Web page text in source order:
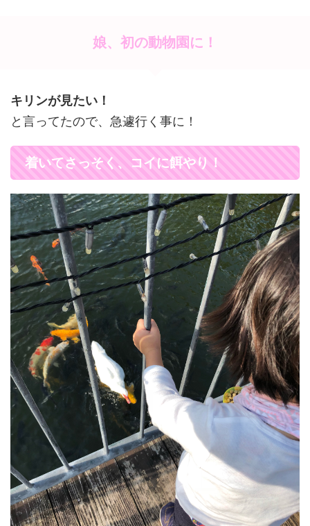
娘、初の動物園に！
キリンが見たい！
と言ってたので、急遽行く事に！
着いてさっそく、コイに餌やり！